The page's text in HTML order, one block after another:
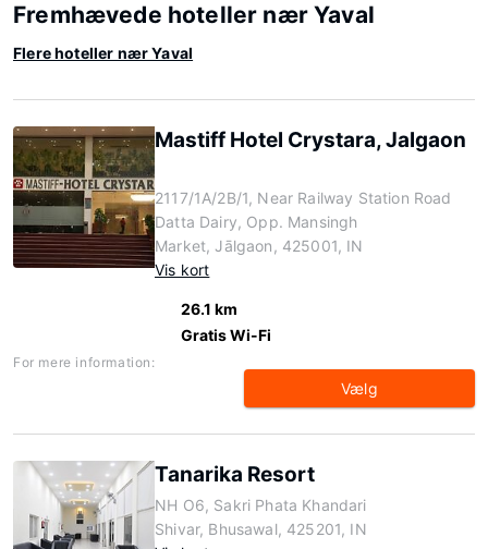
Fremhævede hoteller nær Yaval
Flere hoteller nær Yaval
Mastiff Hotel Crystara, Jalgaon
2117/1A/2B/1, Near Railway Station Road
Datta Dairy, Opp. Mansingh
Market, Jālgaon, 425001, IN
Vis kort
26.1 km
Gratis Wi-Fi
For mere information:
Vælg
Tanarika Resort
NH O6, Sakri Phata Khandari
Shivar, Bhusawal, 425201, IN